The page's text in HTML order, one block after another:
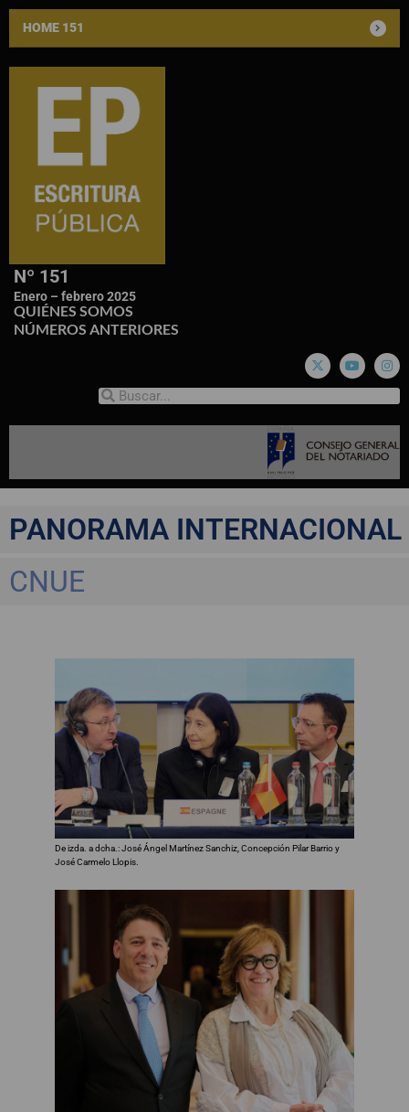
HOME 151
Nº 151
Enero – febrero 2025
QUIÉNES SOMOS
NÚMEROS ANTERIORES
PANORAMA INTERNACIONAL
CNUE
De izda. a dcha.: José Ángel Martínez Sanchiz, Concepción Pilar Barrio y
José Carmelo Llopis.